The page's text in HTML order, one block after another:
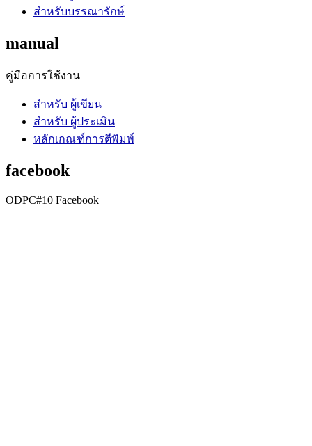
สำหรับบรรณารักษ์
manual
คู่มือการใช้งาน
สำหรับ ผู้เขียน
สำหรับ ผู้ประเมิน
หลักเกณฑ์การตีพิมพ์
facebook
ODPC#10 Facebook